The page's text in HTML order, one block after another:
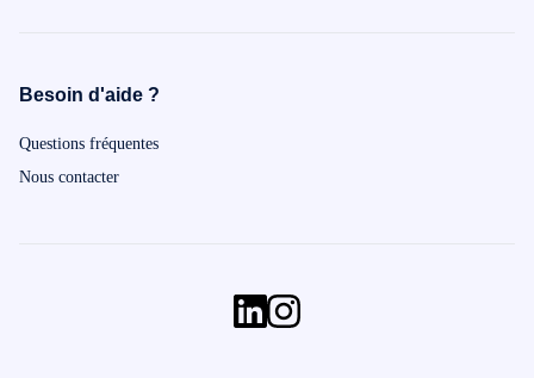
Besoin d'aide ?
Questions fréquentes
Nous contacter